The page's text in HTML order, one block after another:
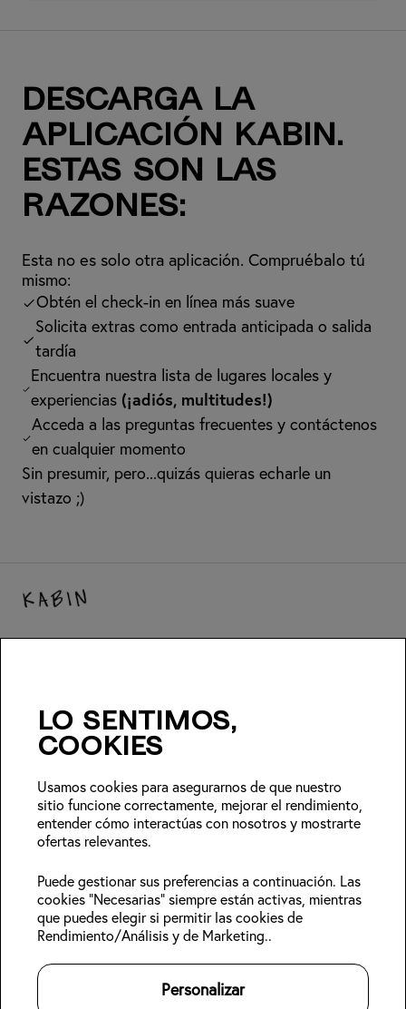
👋
Lo sentimos,
cookies
Usamos cookies para asegurarnos de que nuestro
sitio funcione correctamente, mejorar el rendimiento,
entender cómo interactúas con nosotros y mostrarte
ofertas relevantes.
Puede gestionar sus preferencias a continuación. Las
cookies "Necesarias" siempre están activas, mientras
que puedes elegir si permitir las cookies de
Rendimiento/Análisis y de Marketing..
Personalizar
Descarga la
aplicación kabin.
Estas son las
razones:
Esta no es solo otra aplicación. Compruébalo tú
mismo:
Obtén el check-in en línea más suave
Solicita extras como entrada anticipada o salida
tardía
Encuentra nuestra lista de lugares locales y
experiencias (¡adiós, multitudes!)
Acceda a las preguntas frecuentes y contáctenos
en cualquier momento
Sin presumir, pero...quizás quieras echarle un
vistazo ;)
Unirse
Síguenos:
Kabin
Iniciar sesión
Regístrate
estancia
Hoteles
Conoce la zona
Check-in online
Sostenibilidad
Blog
Trabaja con
Para propietarios